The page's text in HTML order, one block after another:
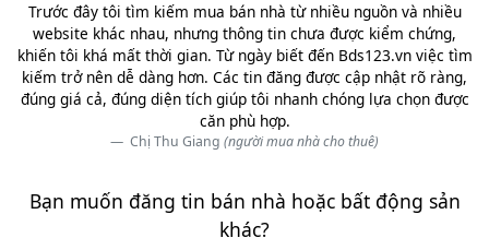
Trước đây tôi tìm kiếm mua bán nhà từ nhiều nguồn và nhiều
website khác nhau, nhưng thông tin chưa được kiểm chứng,
khiến tôi khá mất thời gian. Từ ngày biết đến Bds123.vn việc tìm
kiếm trở nên dễ dàng hơn. Các tin đăng được cập nhật rõ ràng,
đúng giá cả, đúng diện tích giúp tôi nhanh chóng lựa chọn được
căn phù hợp.
Chị Thu Giang (người mua nhà cho thuê)
Bạn muốn đăng tin bán nhà hoặc bất động sản
khác?